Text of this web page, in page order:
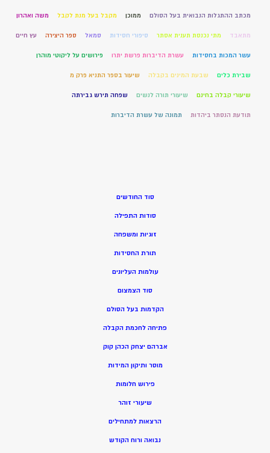
מכתב ההתגלות הנבואית בעל הסולם ממוכן מקבל בעל מנת לקבל משה ואהרון
מתאבד מתי נכנסת תענית אסתר סיפורי חסידות סמאל ספר היצירה עץ חיים
עשר המכות בחסידות עשרת הדיברות פרשת יתרו פירושים על ליקוטי מוהרן
שבירת כלים שבעת המינים בקבלה שיעור בספר התניא פרק מ
שיעורי קבלה בחינם שיעורי תורה לנשים שפחה תירש גבירתה
תודעת הנסתר ביהדות תמונה של עשרת הדיברות
סוד החודשים
סודות התפילה
זוגיות ומשפחה
תורת החסידות
עולמות העליונים
סוד הצמצום
הקדמות בעל הסולם
פתיחה לחכמת הקבלה
אברהם יצחק הכהן קוק
מוסר ותיקון המידות
פירוש חלומות
שיעורי זוהר
הרצאות למתחילים
נבואה ורוח הקודש